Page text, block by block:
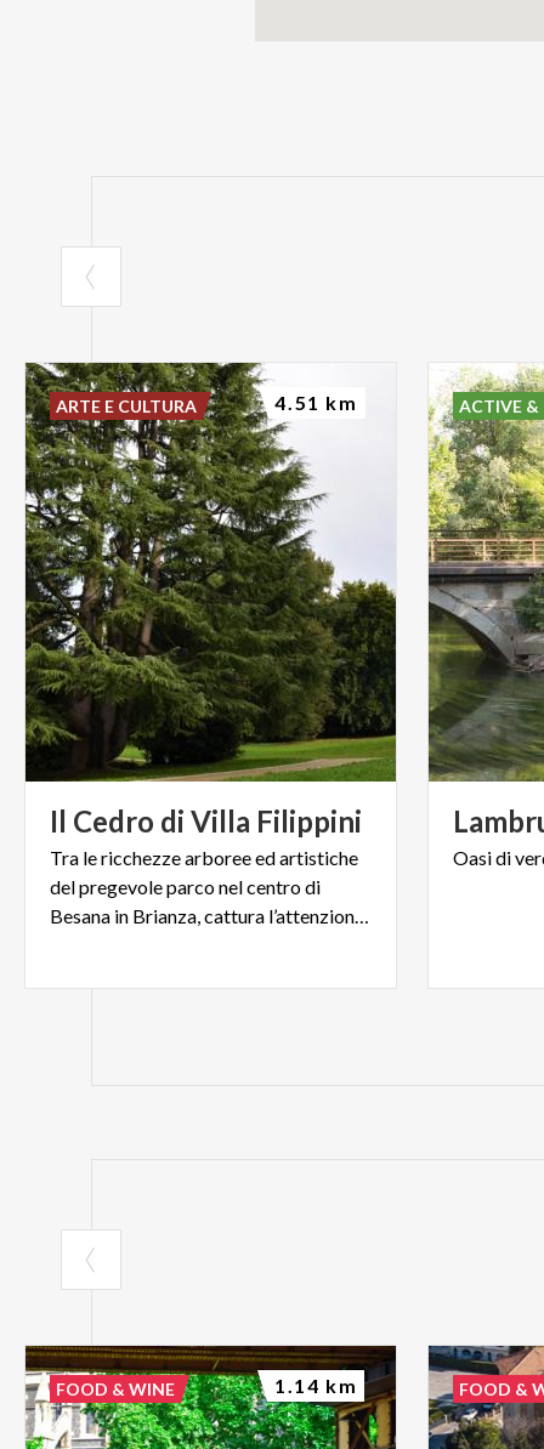
Il Cedro di Villa Filippini
Tra le ricchezze arboree ed artistiche
del pregevole parco nel centro di
Besana in Brianza, cattura l’attenzione un maestoso cedro.
ARTE E CULTURA 4.51 km
Oasidi
ACTIVE &
FOOD & WINE 1.14 km FOOD &